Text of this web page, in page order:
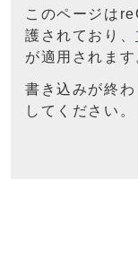
このページは
護されており、
が適用されます
書き込みが終
してください。